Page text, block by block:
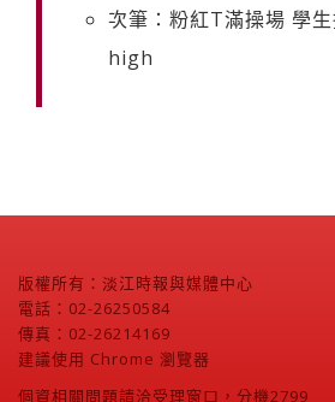
次筆：粉紅T滿操場 學
high
版權所有：淡江時報與媒體中心
電話：02-26250584
傳真：02-26214169
建議使用 Chrome 瀏覽器
個資相關問題請洽受理窗口，分機2799